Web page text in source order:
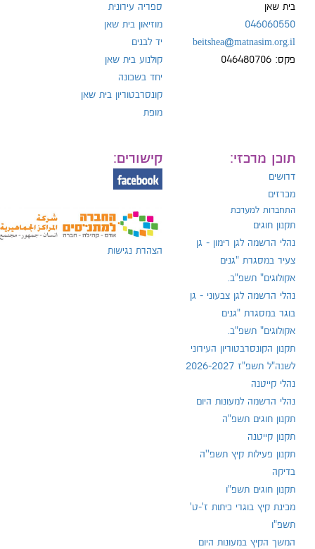
בית שאן
046060550
beitshea@matnasim.org.il
פקס: 046480706
ספריה עירונית
מוזיאון בית שאן
יד לבנים
קולנוע בית שאן
יחד בשכונה
קונסרבטוריון בית שאן
מופת
תוכן מרכזי:
דרושים
מכרזים
התחברות למערכת
תקנון חוגים
נהלי הרשמה לגן רימון - גן
צעיר במסגרת "גנים
אקולוגים" תשפ"ב.
נהלי הרשמה לגן צבעוני - גן
בוגר במסגרת "גנים
אקולוגים" תשפ"ב.
תקנון הקונסרבטוריון העירוני
לשנה"ל תשפ"ז 2026-2027
נהלי קייטנה
נהלי הרשמה למעונות היום
תקנון חוגים תשפ"ה
תקנון קייטנה
תקנון פעילות קיץ תשפ''ה
בדיקה
תקנון חוגים תשפ"ו
מכינת קיץ בוגרי כיתות ז'-ט'
תשפ"ו
המשך הקיץ במעונות היום
קישורים:
הצהרת נגישות